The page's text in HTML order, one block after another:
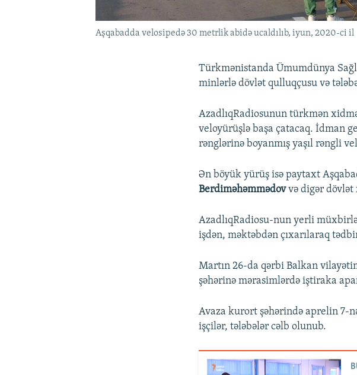
Aşqabadda velosipedə 30 metrlik abidə ucaldılıb, iyun, 2020-ci il
Türkmənistanda Ümumdünya
minlərlə dövlət qulluqçusu və
AzadlıqRadiosunun türkmən
veloyürüşlə başa çatacaq. İdman
rənglərinə boyanmış yaşıl rəngli
Ən böyük yürüş isə paytaxt
Berdiməhəmmədovvə digər dövlət
AzadlıqRadiosu-nun yerli
işdən, məktəbdən çıxarılaraq
Martın 26-da qərbi Balkan
şəhərinə mərasimlərdə iştiraka
Avaza kurort şəhərində aprelin 7-
işçilər, tələbələr cəlb olunub.